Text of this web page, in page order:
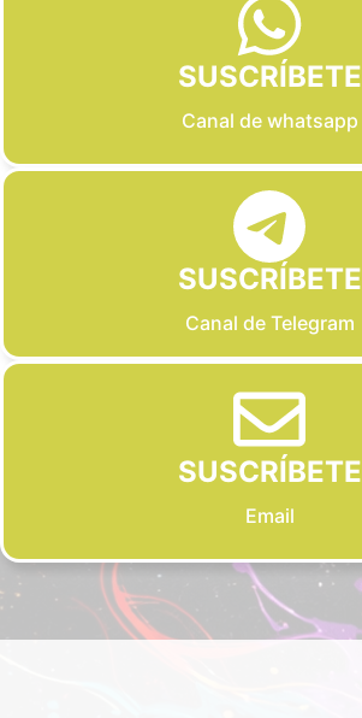
SUSCRÍBETE
Canal de whatsapp
SUSCRÍBETE
Canal de Telegram
SUSCRÍBETE
Email